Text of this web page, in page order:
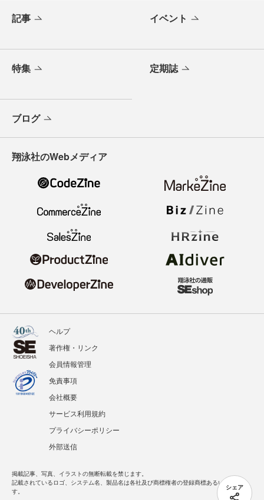
シェア
記事 イベント
特集 定期誌
ブログ
翔泳社のWebメディア
ヘルプ
著作権・リンク
会員情報管理
免責事項
会社概要
サービス利用規約
プライバシーポリシー
外部送信
掲載記事、写真、イラストの無断転載を禁じます。
記載されているロゴ、システム名、製品名は各社及び商標権者の登録商標あるいは商標で
す。